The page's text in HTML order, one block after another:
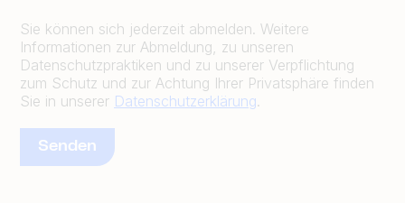
Sie können sich jederzeit abmelden. Weitere
Informationen zur Abmeldung, zu unseren
Datenschutzpraktiken und zu unserer Verpflichtung
zum Schutz und zur Achtung Ihrer Privatsphäre finden
Sie in unserer Datenschutzerklärung.